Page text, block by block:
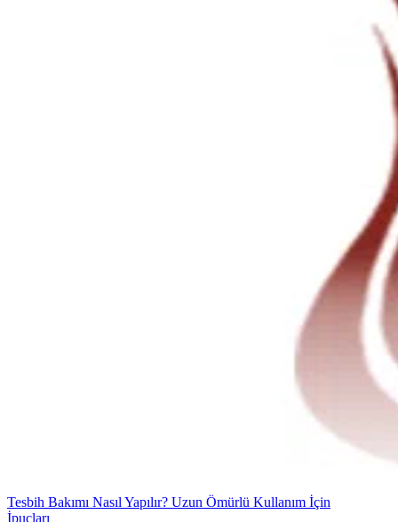
Tesbih Bakımı Nasıl Yapılır? Uzun Ömürlü Kullanım İçin
İpuçları